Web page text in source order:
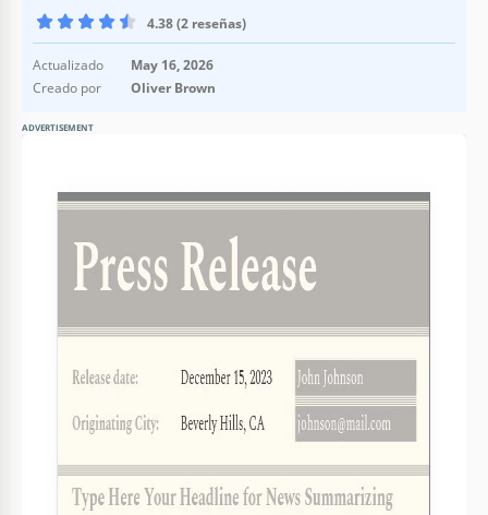
4.38 (2 reseñas)
Actualizado
May 16, 2026
Creado por
Oliver Brown
ADVERTISEMENT